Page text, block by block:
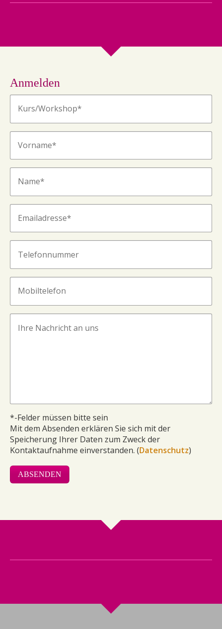
Anmelden
*-Felder müssen bitte sein
Mit dem Absenden erklären Sie sich mit der
Speicherung Ihrer Daten zum Zweck der
Kontaktaufnahme einverstanden. (Datenschutz)